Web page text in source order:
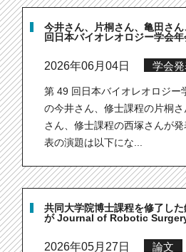
今井さん、片桐さん、亀田さ
回日本バイオレオロジー学会
2026年06月04日 学会
第 49 回日本バイオレオロジー
の今井さん、修士課程の片桐
さん、修士課程の西塚さんが
表の演題は以下にな...
共同大学院博士課程を修了し
が Journal of Robotic
2026年05月27日 論文